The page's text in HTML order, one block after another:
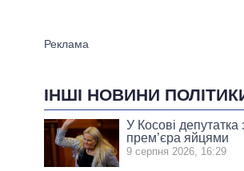
ІНШІ НОВИНИ
У Косові депутатка
прем’єра яйцями
9 серпня 2026, 16:29